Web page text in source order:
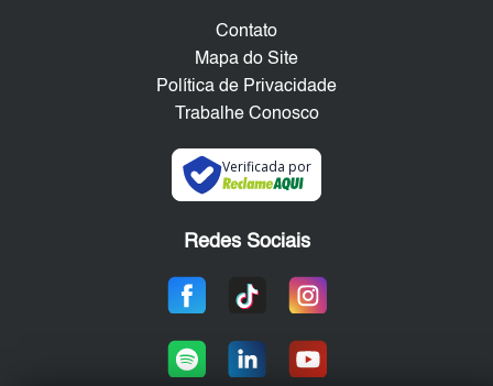
Contato
Mapa do Site
Política de Privacidade
Trabalhe Conosco
Verificada por
Redes Sociais